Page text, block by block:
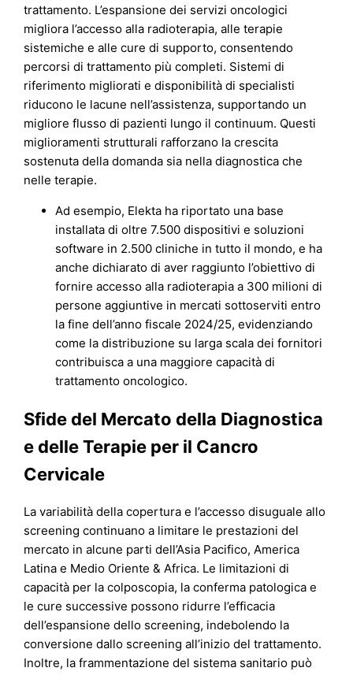
trattamento. L’espansione dei servizi oncologici
migliora l’accesso alla radioterapia, alle terapie
sistemiche e alle cure di supporto, consentendo
percorsi di trattamento più completi. Sistemi di
riferimento migliorati e disponibilità di specialisti
riducono le lacune nell’assistenza, supportando un
migliore flusso di pazienti lungo il continuum. Questi
miglioramenti strutturali rafforzano la crescita
sostenuta della domanda sia nella diagnostica che
nelle terapie.
Ad esempio, Elekta ha riportato una base
installata di oltre 7.500 dispositivi e soluzioni
software in 2.500 cliniche in tutto il mondo, e ha
anche dichiarato di aver raggiunto l’obiettivo di
fornire accesso alla radioterapia a 300 milioni di
persone aggiuntive in mercati sottoserviti entro
la fine dell’anno fiscale 2024/25, evidenziando
come la distribuzione su larga scala dei fornitori
contribuisca a una maggiore capacità di
trattamento oncologico.
Sfide del Mercato della Diagnostica
e delle Terapie per il Cancro
Cervicale
La variabilità della copertura e l’accesso disuguale allo
screening continuano a limitare le prestazioni del
mercato in alcune parti dell’Asia Pacifico, America
Latina e Medio Oriente & Africa. Le limitazioni di
capacità per la colposcopia, la conferma patologica e
le cure successive possono ridurre l’efficacia
dell’espansione dello screening, indebolendo la
conversione dallo screening all’inizio del trattamento.
Inoltre, la frammentazione del sistema sanitario può